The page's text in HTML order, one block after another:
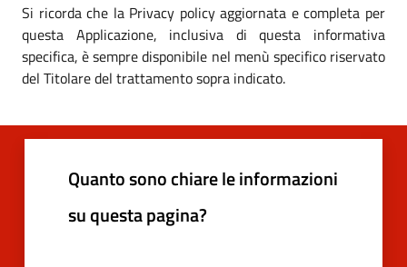
Si ricorda che la Privacy policy aggiornata e completa per
questa Applicazione, inclusiva di questa informativa
specifica, è sempre disponibile nel menù specifico riservato
del Titolare del trattamento sopra indicato.
Quanto sono chiare le informazioni
su questa pagina?